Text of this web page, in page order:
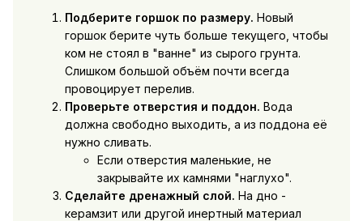
Подберите горшок по размеру. Новый
горшок берите чуть больше текущего, чтобы
ком не стоял в "ванне" из сырого грунта.
Слишком большой объём почти всегда
провоцирует перелив.
Проверьте отверстия и поддон. Вода
должна свободно выходить, а из поддона её
нужно сливать.
Если отверстия маленькие, не
закрывайте их камнями "наглухо".
Сделайте дренажный слой. На дно -
керамзит или другой инертный материал